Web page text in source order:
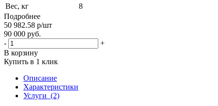
Вес, кг
8
Подробнее
50 982.58 р/шт
90 000 руб.
-
+
В корзину
Купить в 1 клик
Описание
Характеристики
Услуги (2)